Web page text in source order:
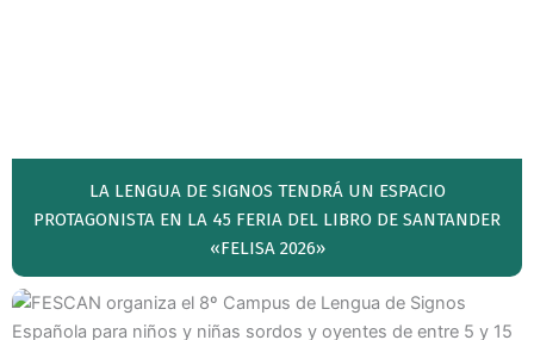
LA LENGUA DE SIGNOS TENDRÁ UN ESPACIO
PROTAGONISTA EN LA 45 FERIA DEL LIBRO DE SANTANDER
«FELISA 2026»